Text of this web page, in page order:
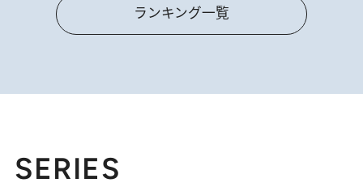
ランキング一覧
SERIES